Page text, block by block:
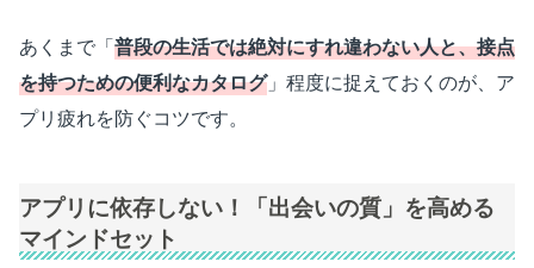
あくまで「普段の生活では絶対にすれ違わない人と、接点
を持つための便利なカタログ」程度に捉えておくのが、ア
プリ疲れを防ぐコツです。
アプリに依存しない！「出会いの質」を高める
マインドセット